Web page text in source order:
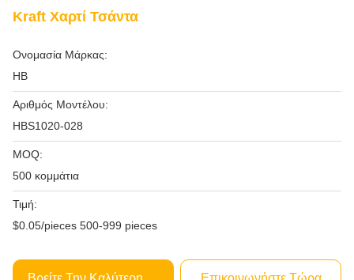
Kraft Χαρτί Τσάντα
Ονομασία Μάρκας:
HB
Αριθμός Μοντέλου:
HBS1020-028
MOQ:
500 κομμάτια
Τιμή:
$0.05/pieces 500-999 pieces